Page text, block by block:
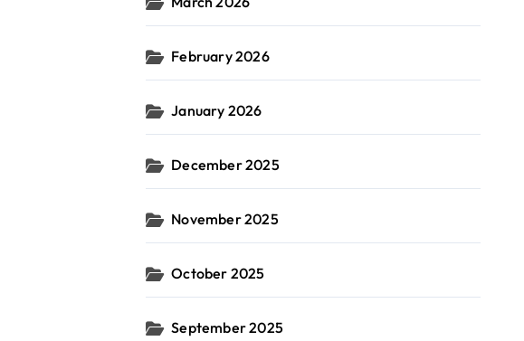
February 2026
January 2026
December 2025
November 2025
October 2025
September 2025